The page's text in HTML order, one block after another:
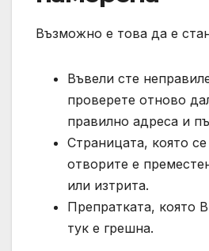
Възможно е това да е
Въвели сте
проверете отново
правилно адреса и
Страницата, която
отворите е
или изтрита.
Препратката, която
тук е грешна.